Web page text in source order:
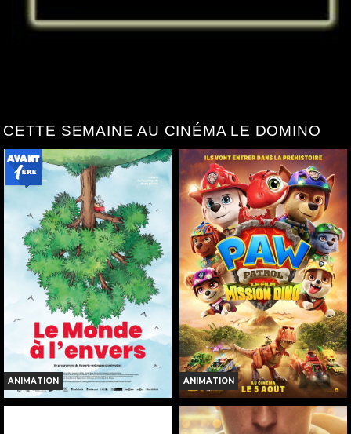
CETTE SEMAINE AU CINÉMA LE DOMINO
ANIMATION ANIMATION
LA PAT' PATROUILLE : LE FILM
MISSION DINO